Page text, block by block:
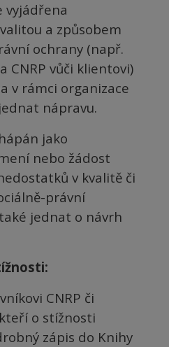
vyjádřena
a způsobem
ochrany (např.
CNRP vůči klientovi)
v rámci organizace
nápravu.
jako
nebo žádost
v kvalitě či
právní
jednat o návrh
CNRP či
o stížnosti
zápis do Knihy